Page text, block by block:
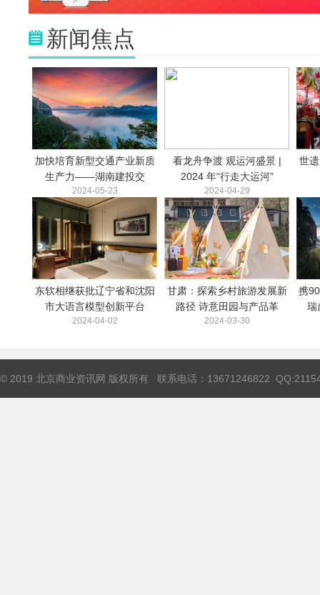
新闻焦点
加快培育新型交通产业新质
生产力——湖南建投交
2024-05-23
看龙舟争渡 观运河盛景 |
2024 年“行走大运河”
2024-04-29
世
东软相继获批辽宁省和沈阳
市大语言模型创新平台
2024-04-02
甘肃：探索乡村旅游发展新
路径 诗意田园与产品革
2024-03-30
携
瑞
© 2019 北京商业资讯网 版权所有 联系电话：13671246822